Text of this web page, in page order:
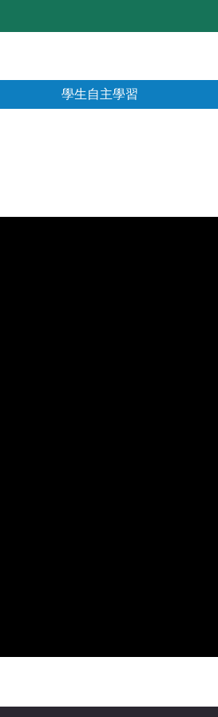
學生自主學習